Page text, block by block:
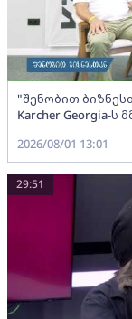
"შენობით
Karcher Georgia-
2026/08/01 13:01
29:51